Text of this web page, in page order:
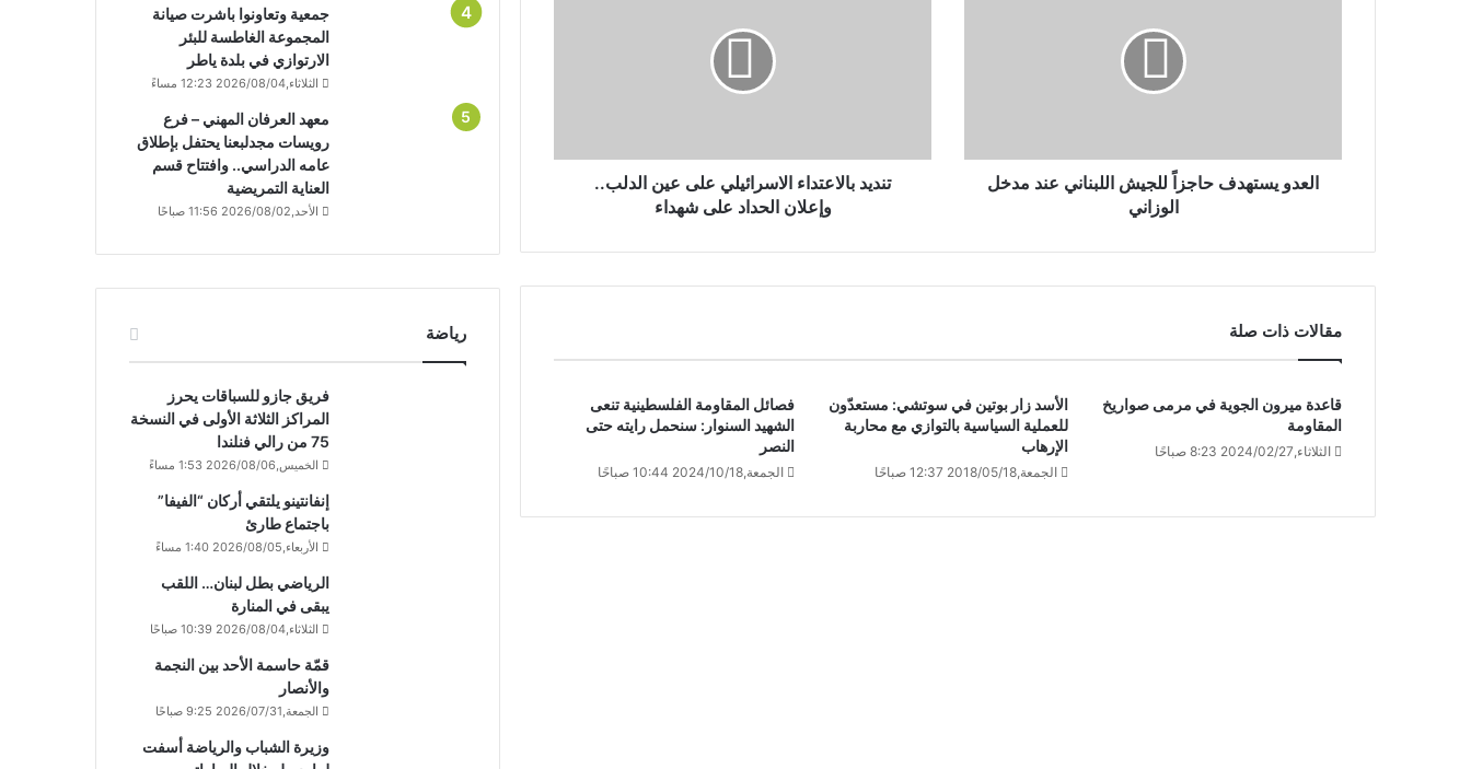
العدو يستهدف حاجزاً للجيش اللبناني عند مدخل
الوزاني
تنديد بالاعتداء الاسرائيلي على عين الدلب..
وإعلان الحداد على شهداء
مقالات ذات صلة
قاعدة ميرون الجوية في مرمى صواريخ
المقاومة
الثلاثاء,2024/02/27 8:23 صباحًا
الأسد زار بوتين في سوتشي: مستعدّون
للعملية السياسية بالتوازي مع محاربة
الإرهاب
الجمعة,2018/05/18 12:37 صباحًا
فصائل المقاومة الفلسطينية تنعى
الشهيد السنوار: سنحمل رايته حتى
النصر
الجمعة,2024/10/18 10:44 صباحًا
جمعية وتعاونوا باشرت صيانة
المجموعة الغاطسة للبئر
الارتوازي في بلدة ياطر
الثلاثاء,2026/08/04 12:23 مساءً
معهد العرفان المهني – فرع
رويسات مجدلبعنا يحتفل بإطلاق
عامه الدراسي.. وافتتاح قسم
العناية التمريضية
الأحد,2026/08/02 11:56 صباحًا
رياضة
فريق جازو للسباقات يحرز
المراكز الثلاثة الأولى في النسخة
75 من رالي فنلندا
الخميس,2026/08/06 1:53 مساءً
إنفانتينو يلتقي أركان “الفيفا”
باجتماع طارئ
الأربعاء,2026/08/05 1:40 مساءً
الرياضي بطل لبنان… اللقب
يبقى في المنارة
الثلاثاء,2026/08/04 10:39 صباحًا
قمّة حاسمة الأحد بين النجمة
والأنصار
الجمعة,2026/07/31 9:25 صباحًا
وزيرة الشباب والرياضة أسفت